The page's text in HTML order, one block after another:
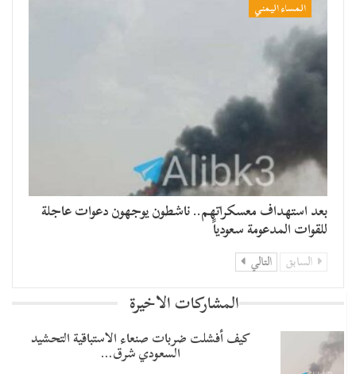
المساء اليمني
بعد استهداف معسكراتهم.. ناشطون يوجهون دعوات عاجلة
للقوات المدعومة سعودياً
السابق التالي
المشاركات الاخيرة
​كيف أفشلت ضربات صنعاء الاستباقية التحشيد
السعودي شرق…